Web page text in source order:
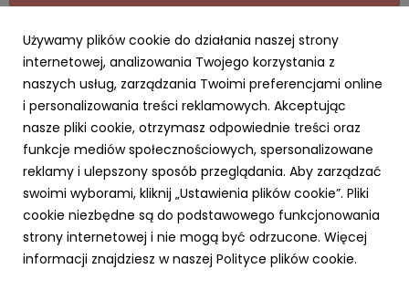
AKTUALNOŚCI
Cyfrowy Biznes się opłaca – rusza
kampania MRiT i NASK dla MŚP. Za realizację
odpowiada RO
20 kwietnia 2026
Agencja Ro na zlecenie Ministerstwa Rozwoju i
Technologii realizuje kampanię „Cyfrowy Biznes”.
Inicjatywa skierowana do sektora MŚP promuje
Używamy plików cookie do działania naszej strony
internetowej, analizowania Twojego korzystania z
naszych usług, zarządzania Twoimi preferencjami online
i personalizowania treści reklamowych. Akceptując
nasze pliki cookie, otrzymasz odpowiednie treści oraz
funkcje mediów społecznościowych, spersonalizowane
reklamy i ulepszony sposób przeglądania. Aby zarządzać
swoimi wyborami, kliknij „Ustawienia plików cookie”. Pliki
cookie niezbędne są do podstawowego funkcjonowania
strony internetowej i nie mogą być odrzucone. Więcej
informacji znajdziesz w naszej Polityce plików cookie.